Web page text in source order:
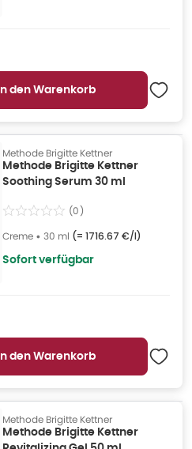
In den Warenkorb
Methode Brigitte Kettner
Methode Brigitte Kettner
Soothing Serum 30 ml
(0)
Creme • 30 ml (= 1716.67 €/l)
Sofort verfügbar
In den Warenkorb
Methode Brigitte Kettner
Methode Brigitte Kettner